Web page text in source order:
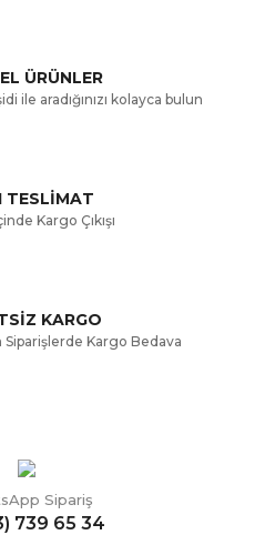
Gönder
ÜRÜNLER
ile aradığınızı kolayca bulun
TESLİMAT
Kargo Çıkışı
KARGO
Kargo Bedava
Sipariş
739 65 34